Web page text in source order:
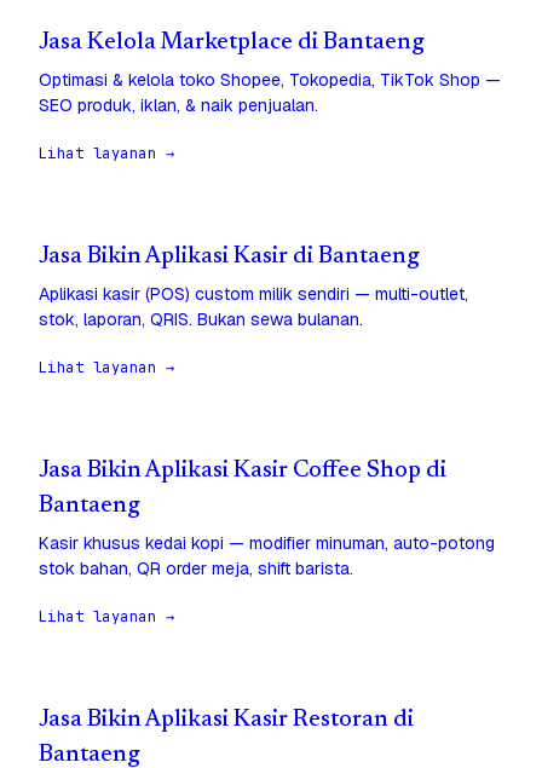
Jasa Kelola Marketplace di Bantaeng
Optimasi & kelola toko Shopee, Tokopedia, TikTok Shop —
SEO produk, iklan, & naik penjualan.
Lihat layanan →
Jasa Bikin Aplikasi Kasir di Bantaeng
Aplikasi kasir (POS) custom milik sendiri — multi-outlet,
stok, laporan, QRIS. Bukan sewa bulanan.
Lihat layanan →
Jasa Bikin Aplikasi Kasir Coffee Shop di
Bantaeng
Kasir khusus kedai kopi — modifier minuman, auto-potong
stok bahan, QR order meja, shift barista.
Lihat layanan →
Jasa Bikin Aplikasi Kasir Restoran di
Bantaeng